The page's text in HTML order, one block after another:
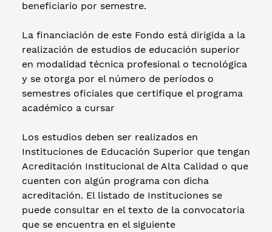
beneficiario por semestre.
La financiación de este Fondo está dirigida a la
realización de estudios de educación superior
en modalidad técnica profesional o tecnológica
y se otorga por el número de períodos o
semestres oficiales que certifique el programa
académico a cursar
Los estudios deben ser realizados en
Instituciones de Educación Superior que tengan
Acreditación Institucional de Alta Calidad o que
cuenten con algún programa con dicha
acreditación. El listado de Instituciones se
puede consultar en el texto de la convocatoria
que se encuentra en el siguiente